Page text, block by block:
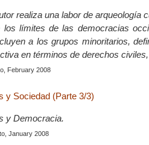
realiza una labor de arqueología
los límites de las democracias
a los grupos minoritarios,
en términos de derechos
February 2008
y Sociedad (Parte 3/3)
y Democracia.
January 2008